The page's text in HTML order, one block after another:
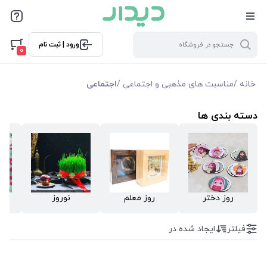
ورود | ثبت نام
0
خانه /مناسبت های مذهبی و اجتماعی /اجتماعی
دسته بندی ها
روز دختر روز معلم نوروز
فیلتر بر اساس قیمت
فیلترها
موجودی
نمایش همه محصولات
فیلتر ایجاد شده در